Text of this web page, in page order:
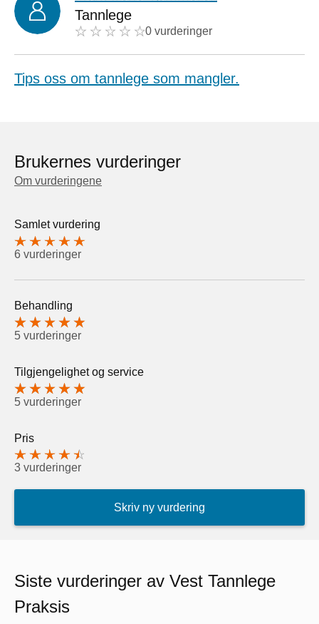
Tannlege
0 vurderinger
Tips oss om tannlege som mangler.
Brukernes vurderinger
Om vurderingene
Samlet vurdering
6 vurderinger
Behandling
5 vurderinger
Tilgjengelighet og service
5 vurderinger
Pris
3 vurderinger
Skriv ny vurdering
Siste vurderinger av Vest Tannlege
Praksis